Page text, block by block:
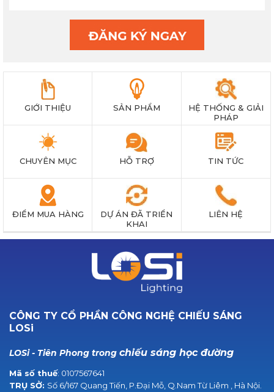
GIỚI THIỆU SẢN PHẨM
HỆ THỐNG & GIẢI
PHÁP
CHUYÊN MỤC HỖ TRỢ TIN TỨC
ĐIỂM MUA HÀNG
DỰ ÁN ĐÃ TRIỂN
KHAI
LIÊN HỆ
CÔNG TY CỔ PHẦN CÔNG NGHỆ CHIẾU SÁNG
LOSi
LOSi - Tiên Phong trong chiếu sáng học đường
Mã số thuế: 0107567641
TRỤ SỞ: Số 6/167 Quang Tiến, P.Đại Mỗ, Q.Nam Từ Liêm , Hà Nội.